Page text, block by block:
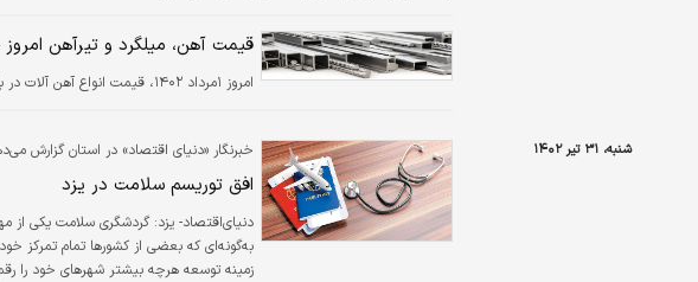
قیمت آهن، میلگرد و تیرآهن امروز — ۱
امروز ۱مرداد ۱۴۰۲، قیمت انواع آهن آلات در بازار نسبت به هفته گذشته با تغییرات بسیار کمی روبرو بود.
شنبه، ۳۱ تیر ۱۴۰۲ خبرنگار «دنیای اقتصاد» در استان گزارش
افق توریسم سلامت در یزد
دنیای‌اقتصاد- یزد:گردشگری سلامت یکی از
به‌گونه‌‌‌ای که بعضی از کشورها تمام تمرکز
زمینه توسعه هرچه بیشتر شهرهای خود را